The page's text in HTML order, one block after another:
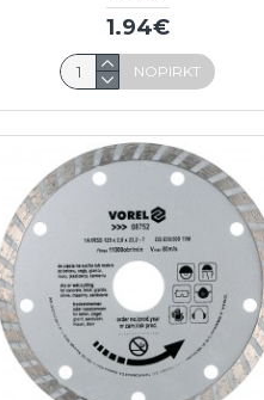
1.94€
NOPIRKT